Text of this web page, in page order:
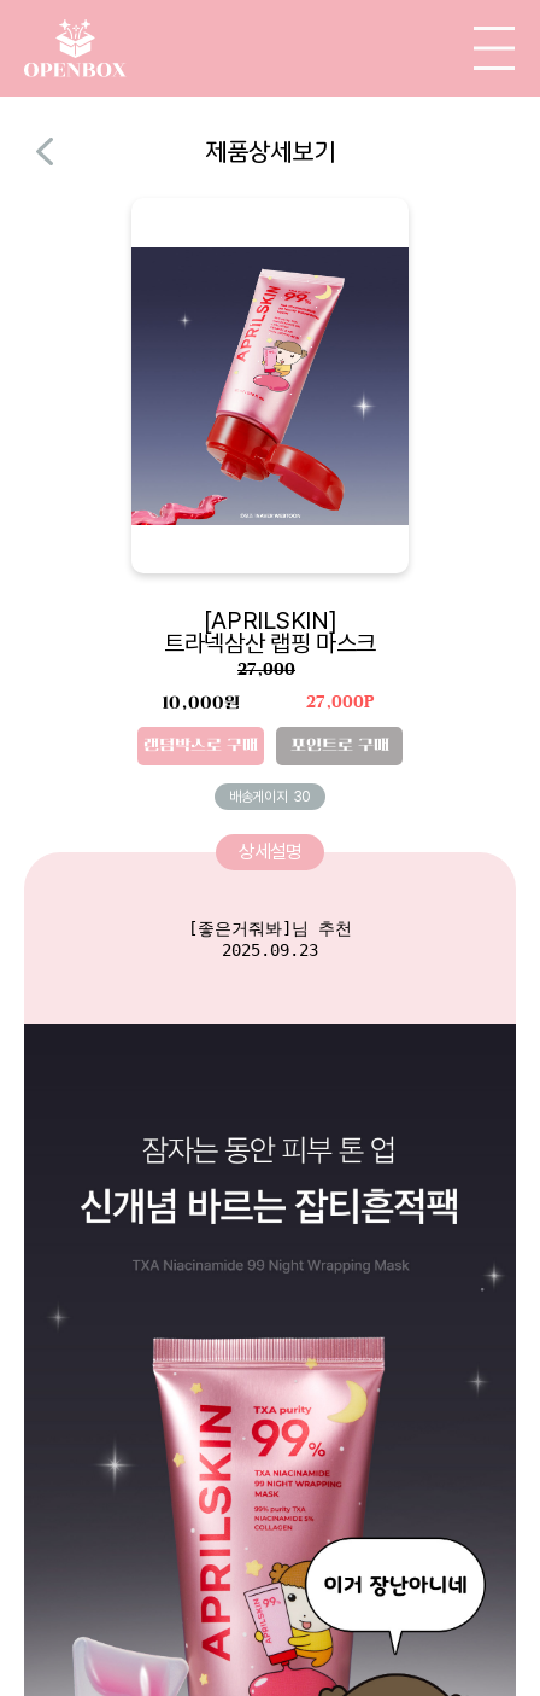
제품상세보기
[APRILSKIN]
트라넥삼산 랩핑 마스크
27,000
10,000원
랜덤박스로 구매
27,000P
포인트로 구매
배송게이지 30
상세설명
[좋은거줘봐]님 추천
2025.09.23